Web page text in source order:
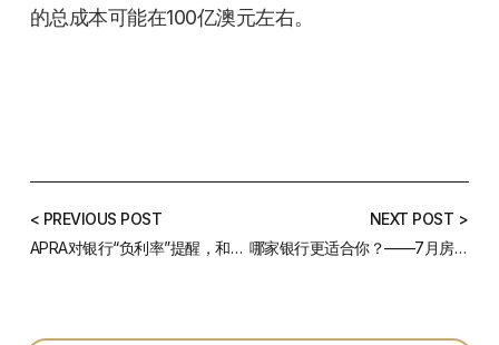
的总成本可能在100亿澳元左右。
< PREVIOUS POST
APRA对银行“负利率”提醒，和你的关系有多大？
NEXT POST >
哪家银行更适合你？——7月房贷利率汇总及点评